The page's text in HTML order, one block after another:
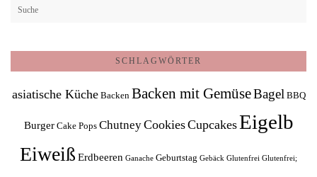
SCHLAGWÖRTER
asiatische Küche Backen Backen mit GemüseBagel BBQ
Burger Cake Pops ChutneyCookiesCupcakesEigelb
Eiweiß Erdbeeren Ganache Geburtstag Gebäck Glutenfrei Glutenfrei;